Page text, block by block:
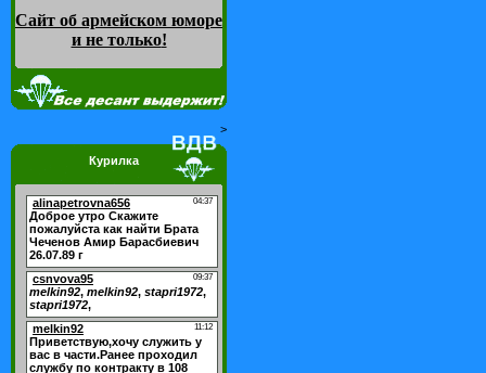
Сайт об армейском юморе
и не только!
>
Курилка